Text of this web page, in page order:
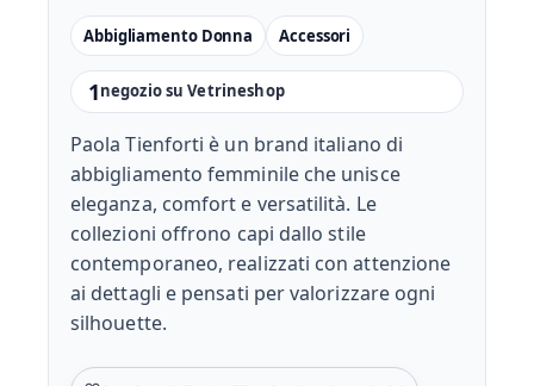
1negozio su Vetrineshop
Abbigliamento Donna Accessori
Paola Tienforti è un brand italiano di
abbigliamento femminile che unisce
eleganza, comfort e versatilità. Le
collezioni offrono capi dallo stile
contemporaneo, realizzati con attenzione
ai dettagli e pensati per valorizzare ogni
silhouette.